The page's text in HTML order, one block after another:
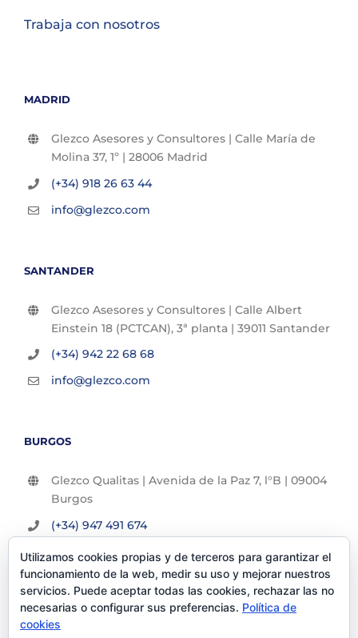
Trabaja con nosotros
MADRID
Glezco Asesores y Consultores | Calle María de
Molina 37, 1º | 28006 Madrid
(+34) 918 26 63 44
info@glezco.com
SANTANDER
Glezco Asesores y Consultores | Calle Albert
Einstein 18 (PCTCAN), 3ª planta | 39011 Santander
(+34) 942 22 68 68
info@glezco.com
BURGOS
Glezco Qualitas | Avenida de la Paz 7, l°B | 09004
Burgos
(+34) 947 491 674
info@glezco.com
Utilizamos cookies propias y de terceros para garantizar el
funcionamiento de la web, medir su uso y mejorar nuestros
servicios. Puede aceptar todas las cookies, rechazar las no
necesarias o configurar sus preferencias. Política de
cookies